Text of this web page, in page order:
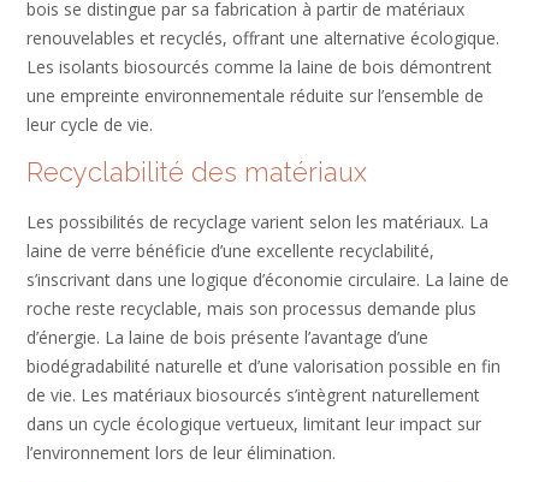
bois se distingue par sa fabrication à partir de matériaux
renouvelables et recyclés, offrant une alternative écologique.
Les isolants biosourcés comme la laine de bois démontrent
une empreinte environnementale réduite sur l’ensemble de
leur cycle de vie.
Recyclabilité des matériaux
Les possibilités de recyclage varient selon les matériaux. La
laine de verre bénéficie d’une excellente recyclabilité,
s’inscrivant dans une logique d’économie circulaire. La laine de
roche reste recyclable, mais son processus demande plus
d’énergie. La laine de bois présente l’avantage d’une
biodégradabilité naturelle et d’une valorisation possible en fin
de vie. Les matériaux biosourcés s’intègrent naturellement
dans un cycle écologique vertueux, limitant leur impact sur
l’environnement lors de leur élimination.